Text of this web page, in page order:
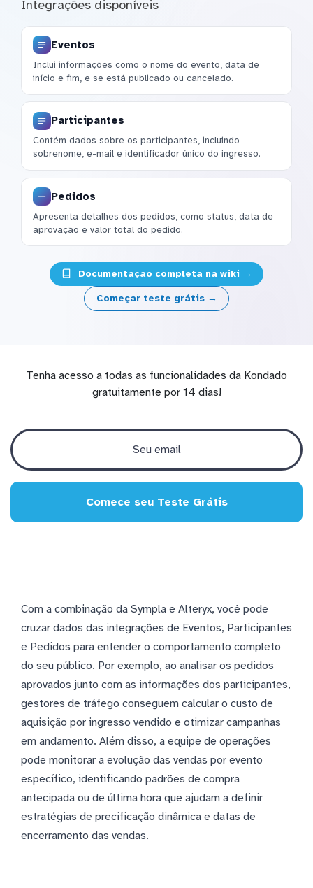
Integrações disponíveis
Eventos
Inclui informações como o nome do evento, data de
início e fim, e se está publicado ou cancelado.
Participantes
Contém dados sobre os participantes, incluindo
sobrenome, e-mail e identificador único do ingresso.
Pedidos
Apresenta detalhes dos pedidos, como status, data de
aprovação e valor total do pedido.
Documentação completa na wiki →
Começar teste grátis →
Tenha acesso a todas as funcionalidades da Kondado
gratuitamente por 14 dias!
Comece seu Teste Grátis
Com a combinação da Sympla e Alteryx, você pode
cruzar dados das integrações de Eventos, Participantes
e Pedidos para entender o comportamento completo
do seu público. Por exemplo, ao analisar os pedidos
aprovados junto com as informações dos participantes,
gestores de tráfego conseguem calcular o custo de
aquisição por ingresso vendido e otimizar campanhas
em andamento. Além disso, a equipe de operações
pode monitorar a evolução das vendas por evento
específico, identificando padrões de compra
antecipada ou de última hora que ajudam a definir
estratégias de precificação dinâmica e datas de
encerramento das vendas.